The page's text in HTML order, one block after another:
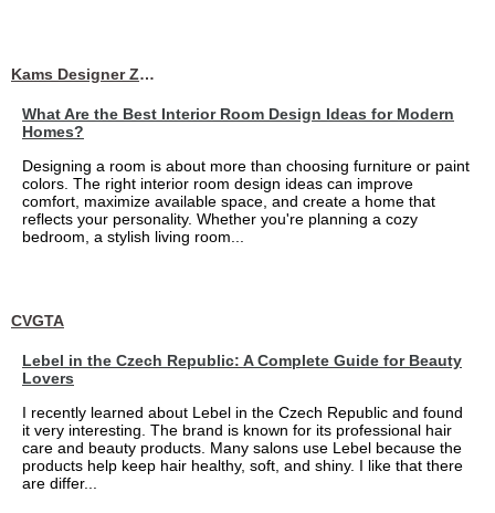
Kams Designer Zone
What Are the Best Interior Room Design Ideas for Modern
Homes?
Designing a room is about more than choosing furniture or paint
colors. The right interior room design ideas can improve
comfort, maximize available space, and create a home that
reflects your personality. Whether you're planning a cozy
bedroom, a stylish living room...
CVGTA
Lebel in the Czech Republic: A Complete Guide for Beauty
Lovers
I recently learned about Lebel in the Czech Republic and found
it very interesting. The brand is known for its professional hair
care and beauty products. Many salons use Lebel because the
products help keep hair healthy, soft, and shiny. I like that there
are differ...